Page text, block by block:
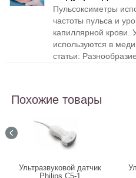
Пульсоксиметры
частоты пульса и
капиллярной крови.
используются в
статьи:
Похожие товары
Ультразвуковой датчик
Philips С5-1